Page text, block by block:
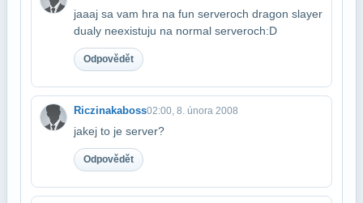
jaaaj sa vam hra na fun serveroch dragon slayer
dualy neexistuju na normal serveroch​:D
Odpovědět
Riczinakaboss02:00, 8. února 2008
jakej to je server?
Odpovědět